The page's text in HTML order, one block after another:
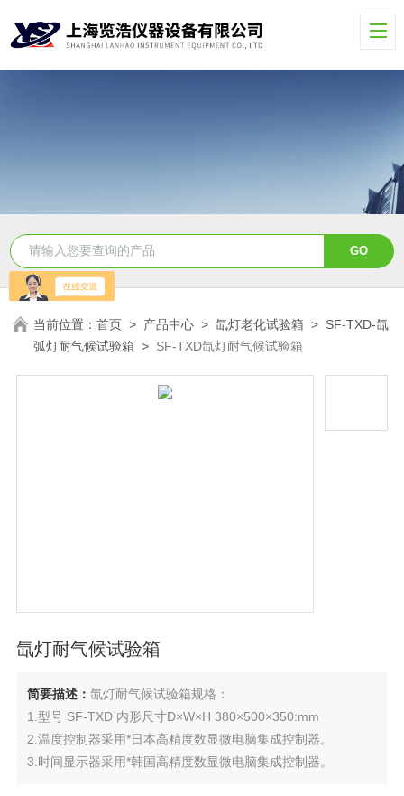
当前位置：首页 > 产品中心 >氙灯老化试验箱 > SF-TXD-氙
弧灯耐气候试验箱 > SF-TXD氙灯耐气候试验箱
氙灯耐气候试验箱
简要描述： 氙灯耐气候试验箱规格：
1.型号 SF-TXD 内形尺寸D×W×H 380×500×350:mm
2.温度控制器采用*日本高精度数显微电脑集成控制器。
3.时间显示器采用*韩国高精度数显微电脑集成控制器。